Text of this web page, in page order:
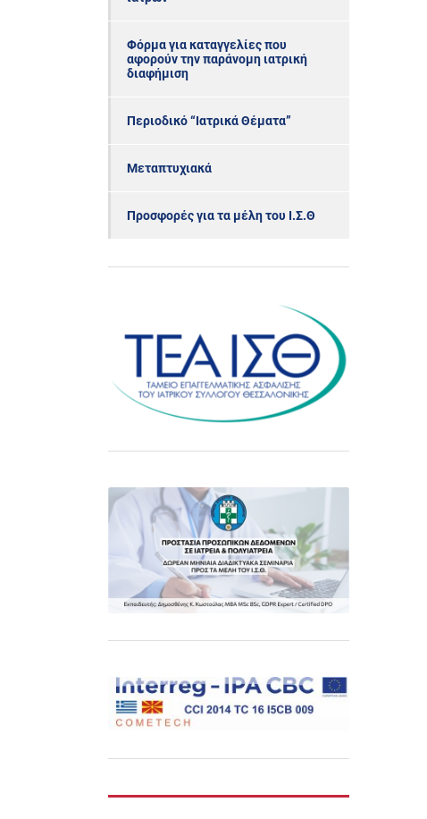
Φόρμα για καταγγελίες που
αφορούν την παράνομη ιατρική
διαφήμιση
Περιοδικό “Ιατρικά Θέματα”
Μεταπτυχιακά
Προσφορές για τα μέλη του Ι.Σ.Θ